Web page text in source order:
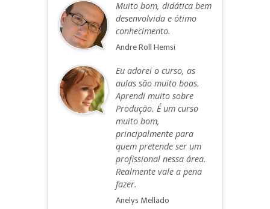
Muito bom, didática bem
desenvolvida e ótimo
conhecimento.
Andre Roll Hemsi
Eu adorei o curso, as
aulas são muito boas.
Aprendi muito sobre
Produção. É um curso
muito bom,
principalmente para
quem pretende ser um
profissional nessa área.
Realmente vale a pena
fazer.
Anelys Mellado